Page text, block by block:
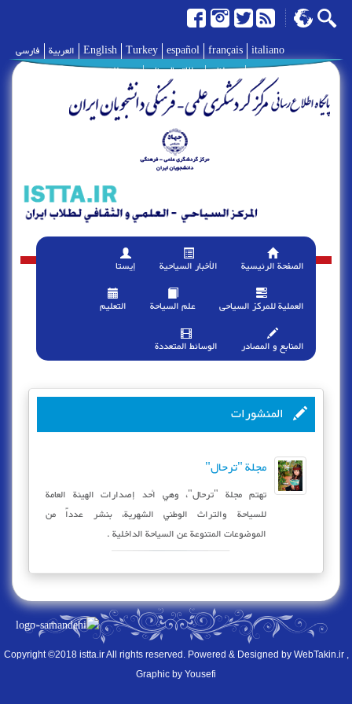
فارسی العربية English Turkey español français italiano
حولنا | الإتصال بنا | وصلات |
الصفحة الرئیسیة الأخبار السیاحیة إیستا
العملیة للمرکز السیاحی علم السیاحة التعلیم
المنابع و المصادر الوسائط المتعددة
المنشورات
مجلة "ترحال"
تهتم مجلة "ترحال"، وهي أحد إصدارات الهيئة العامة
للسياحة والتراث الوطني الشهرية، بنشر عدداً من
الموضوعات المتنوعة عن السياحة الداخلية .
Copyright ©2018 istta.ir All rights reserved. Powered & Designed by WebTakin.ir,
Graphic by Yousefi